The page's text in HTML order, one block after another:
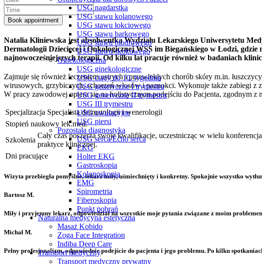
USG nagdarstka
USG stawu kolanowego
USG stawu łokciowego
USG stawu barkowego
USG stawu biodrowego
USG stawu skokowego
Ginekologiczna
USG ginekologiczne
USG ciąży do 10. tygodnia
USG genetyczne I trymestru
USG genetyczne II trymestru
USG III trymestru
USG owulacyjne
USG piersi
Pozostała diagnostyka
USG serca/Echo serca
EKG
Holter EKG
Gastroskopia
Kolonoskopia
EMG
Spirometria
Fiberoskopia
Punkt pobrań
Naturalna medycyna estetyczna
Masaż Kobido
Zoga Face Integration
Indiba Deep Care
Transport medyczny
Transport medyczny prywatny
Natalia Kliniewska jest absolwentką Wydziału Lekarskiego Uniwersytetu
Dermatologii Dziecięcej i Onkologicznej WSS im Biegańskiego w Łodzi,
najnowocześniejszych terapii. Od kilku lat pracuje również w badaniach
Zajmuje się również leczeniem ostrych i przewlekłych chorób skóry m.in.
wirusowych, grzybiczych, schorzeń włosów i paznokci. Wykonuje także zabiegi
W pracy zawodowej opiera się na holistycznym podejściu do Pacjenta, zgodnym z
Specjalizacja Specjalista dermatologii i wenerologii
Stopień naukowy lek.med.
Szkolenia
Cały czas poszerza swoje kwalifikacje, uczestnicząc w wielu
praktyce klinicznej.
Dni pracujące
Wizyta przebiegła pomyślne, lekarz miły, uśmiechnięty i konkretny. Spokojnie wszystko
Bartosz M.
Miły i przyjemny lekarz, odpowiedział na wszystkie moje pytania związane z moim
Michał M.
Pełny profesjonalizm, odpowiednie podejście do pacjenta i jego problemu. Po kilku